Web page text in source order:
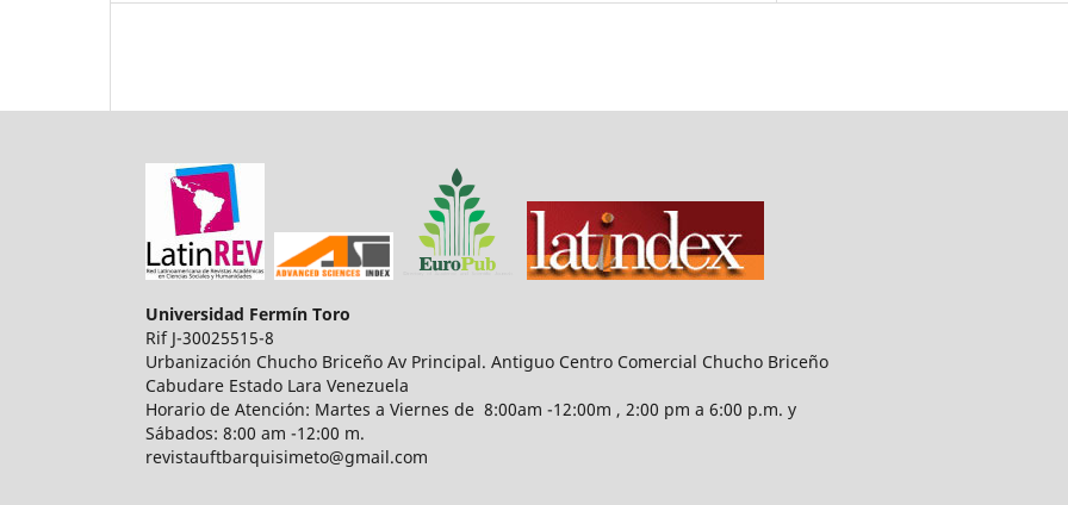
Universidad Fermín Toro
Rif J-30025515-8
Urbanización Chucho Briceño Av Principal. Antiguo Centro Comercial Chucho Briceño
Cabudare Estado Lara Venezuela
Horario de Atención: Martes a Viernes de 8:00am -12:00m , 2:00 pm a 6:00 p.m. y
Sábados: 8:00 am -12:00 m.
revistauftbarquisimeto@gmail.com